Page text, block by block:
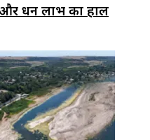
और धन लाभ का हाल